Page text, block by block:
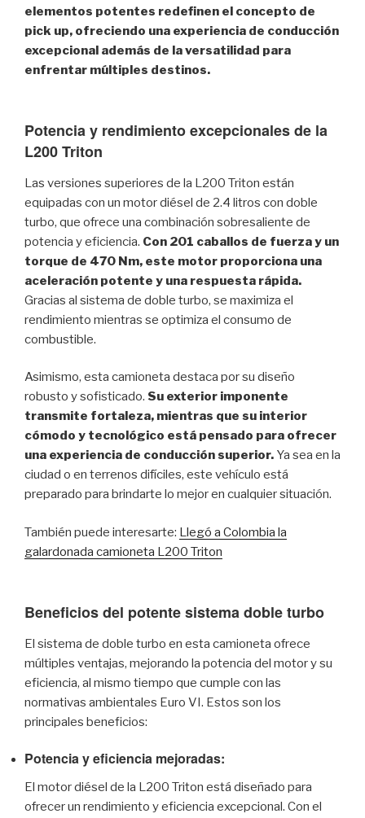
elementos potentes redefinen el concepto de
pick up, ofreciendo una experiencia de conducción
excepcional además de la versatilidad para
enfrentar múltiples destinos.
Potencia y rendimiento excepcionales de la
L200 Triton
Las versiones superiores de la L200 Triton están
equipadas con un motor diésel de 2.4 litros con doble
turbo, que ofrece una combinación sobresaliente de
potencia y eficiencia. Con 201 caballos de fuerza y un
torque de 470 Nm, este motor proporciona una
aceleración potente y una respuesta rápida.
Gracias al sistema de doble turbo, se maximiza el
rendimiento mientras se optimiza el consumo de
combustible.
Asimismo, esta camioneta destaca por su diseño
robusto y sofisticado. Su exterior imponente
transmite fortaleza, mientras que su interior
cómodo y tecnológico está pensado para ofrecer
una experiencia de conducción superior. Ya sea en la
ciudad o en terrenos difíciles, este vehículo está
preparado para brindarte lo mejor en cualquier situación.
También puede interesarte: Llegó a Colombia la
galardonada camioneta L200 Triton
Beneficios del potente sistema doble turbo
El sistema de doble turbo en esta camioneta ofrece
múltiples ventajas, mejorando la potencia del motor y su
eficiencia, al mismo tiempo que cumple con las
normativas ambientales Euro VI. Estos son los
principales beneficios:
Potencia y eficiencia mejoradas:
El motor diésel de la L200 Triton está diseñado para
ofrecer un rendimiento y eficiencia excepcional. Con el